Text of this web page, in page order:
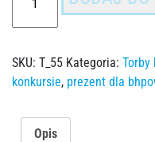
SKU: T_55 Kategoria: Torby
konkursie, prezent dla
Opis